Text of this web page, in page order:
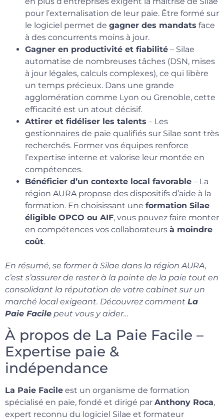
pour l’externalisation de leur paie. Être formé sur
le logiciel permet de gagner des mandats face
à des concurrents moins à jour.
Gagner en productivité et fiabilité – Silae
automatise de nombreuses tâches (DSN, mises
à jour légales, calculs complexes), ce qui libère
un temps précieux. Dans une grande
agglomération comme Lyon ou Grenoble, cette
efficacité est un atout décisif.
Attirer et fidéliser les talents – Les
gestionnaires de paie qualifiés sur Silae sont très
recherchés. Former vos équipes renforce
l’expertise interne et valorise leur montée en
compétences.
Bénéficier d’un contexte local favorable – La
région AURA propose des dispositifs d’aide à la
formation. En choisissant une formation Silae
éligible OPCO ou AIF, vous pouvez faire monter
en compétences vos collaborateurs à moindre
coût.
En résumé, se former à Silae dans la région AURA,
c’est s’assurer de rester à la pointe de la paie tout en
consolidant la réputation de votre cabinet sur un
marché local exigeant. Découvrez comment La
Paie Facile peut vous y aider…
À propos de La Paie Facile –
Expertise paie &
indépendance
La Paie Facile est un organisme de formation
spécialisé en paie, fondé et dirigé par Anthony Roca,
expert reconnu du logiciel Silae et formateur